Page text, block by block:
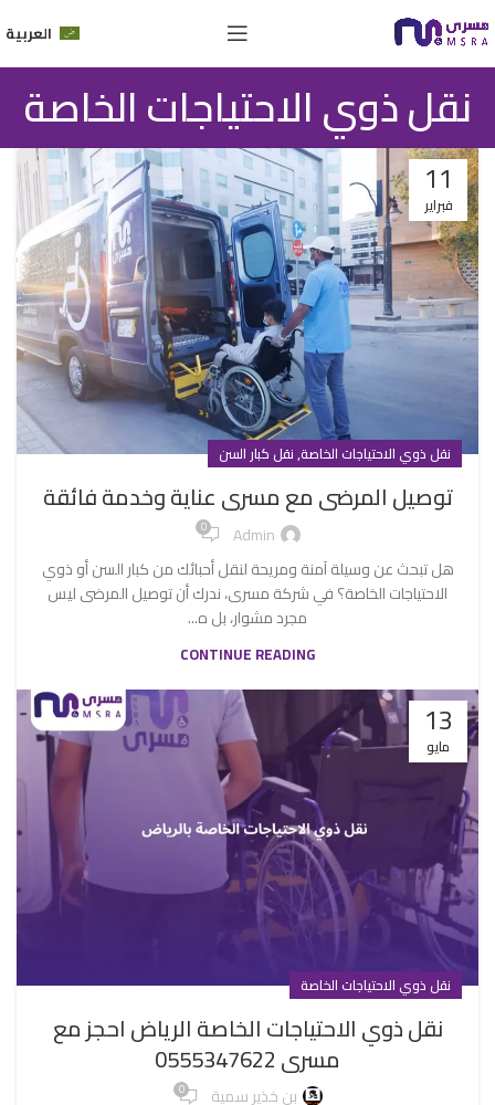
العربية
نقل ذوي الاحتياجات الخاصة
11
فبراير
نقل ذوي الاحتياجات الخاصة,نقل كبار السن
توصيل المرضى مع مسرى عناية وخدمة فائقة
Admin
0
هل تبحث عن وسيلة آمنة ومريحة لنقل أحبائك من كبار السن أو ذوي
الاحتياجات الخاصة؟ في شركة مسرى، ندرك أن توصيل المرضى ليس
مجرد مشوار، بل ه...
CONTINUE READING
13
مايو
نقل ذوي الاحتياجات الخاصة
نقل ذوي الاحتياجات الخاصة الرياض احجز مع
مسرى 0555347622
بن خذير سمية 0